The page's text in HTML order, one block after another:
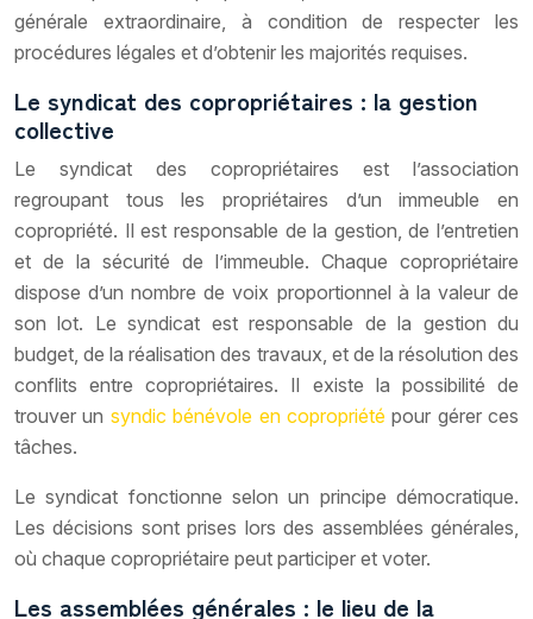
générale extraordinaire, à condition de respecter les
procédures légales et d’obtenir les majorités requises.
Le syndicat des copropriétaires : la gestion
collective
Le syndicat des copropriétaires est l’association
regroupant tous les propriétaires d’un immeuble en
copropriété. Il est responsable de la gestion, de l’entretien
et de la sécurité de l’immeuble. Chaque copropriétaire
dispose d’un nombre de voix proportionnel à la valeur de
son lot. Le syndicat est responsable de la gestion du
budget, de la réalisation des travaux, et de la résolution des
conflits entre copropriétaires. Il existe la possibilité de
trouver un syndic bénévole en copropriétépour gérer ces
tâches.
Le syndicat fonctionne selon un principe démocratique.
Les décisions sont prises lors des assemblées générales,
où chaque copropriétaire peut participer et voter.
Les assemblées générales : le lieu de la